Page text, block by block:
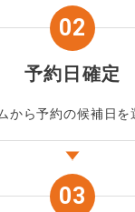
予約日確定
から予約の候補日を